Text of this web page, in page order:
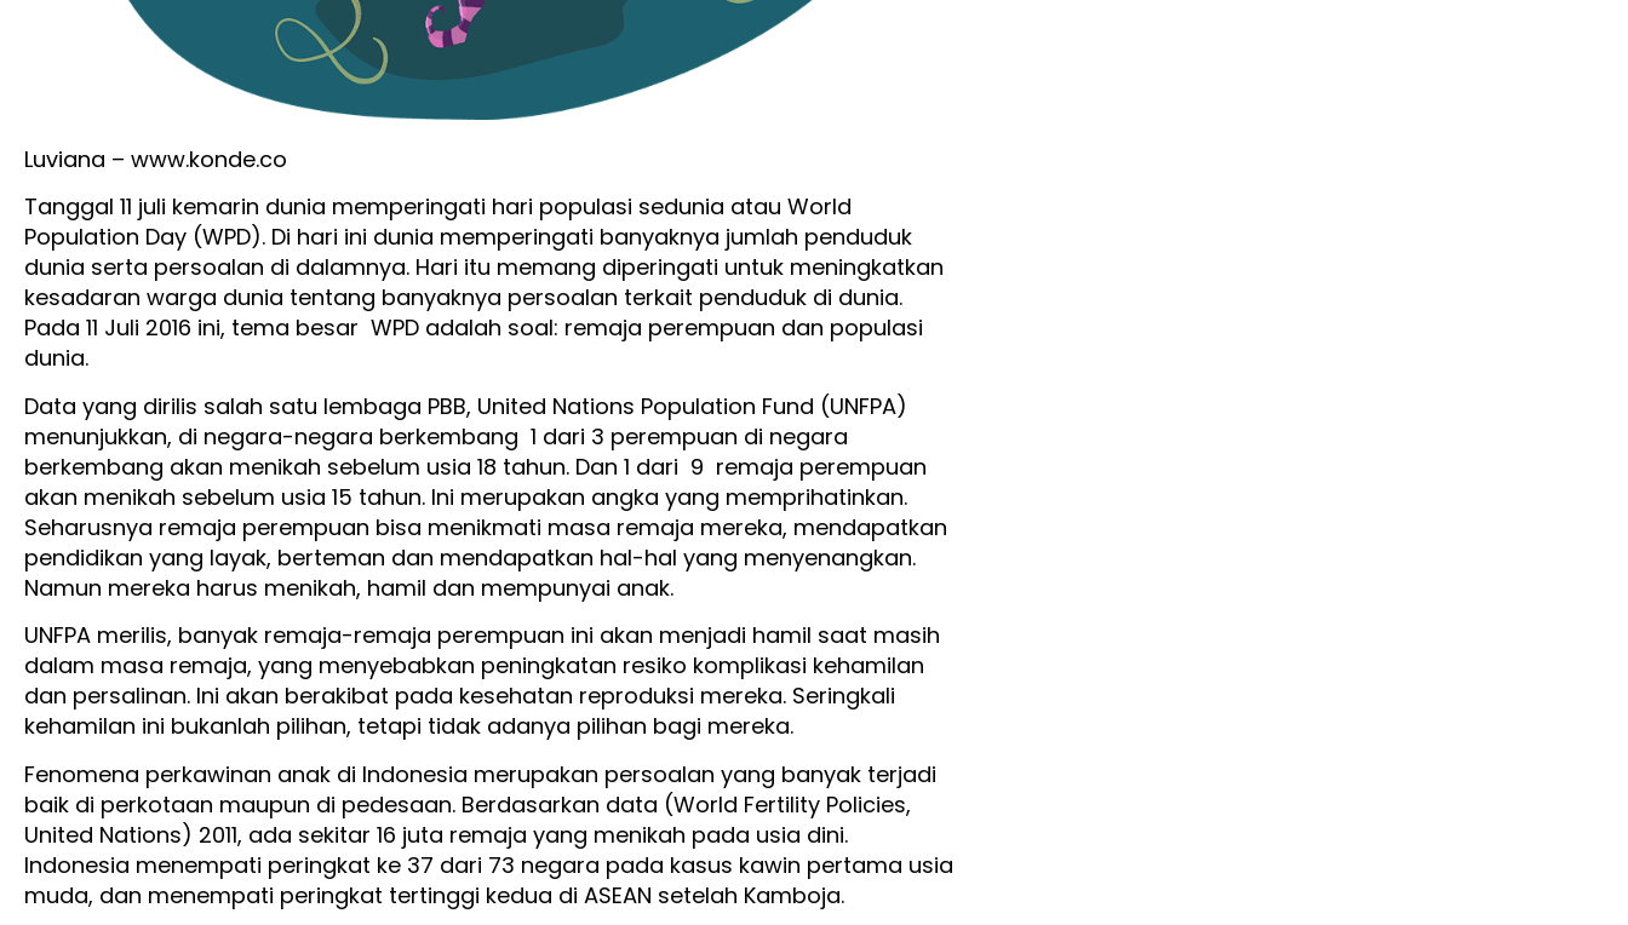
Luviana – www.konde.co
Tanggal 11 juli kemarin dunia memperingati hari populasi sedunia atau World
Population Day (WPD). Di hari ini dunia memperingati banyaknya jumlah penduduk
dunia serta persoalan di dalamnya. Hari itu memang diperingati untuk meningkatkan
kesadaran warga dunia tentang banyaknya persoalan terkait penduduk di dunia.
Pada 11 Juli 2016 ini, tema besar WPD adalah soal: remaja perempuan dan populasi
dunia.
Data yang dirilis salah satu lembaga PBB, United Nations Population Fund (UNFPA)
menunjukkan, di negara-negara berkembang 1 dari 3 perempuan di negara
berkembang akan menikah sebelum usia 18 tahun. Dan 1 dari 9 remaja perempuan
akan menikah sebelum usia 15 tahun. Ini merupakan angka yang memprihatinkan.
Seharusnya remaja perempuan bisa menikmati masa remaja mereka, mendapatkan
pendidikan yang layak, berteman dan mendapatkan hal-hal yang menyenangkan.
Namun mereka harus menikah, hamil dan mempunyai anak.
UNFPA merilis, banyak remaja-remaja perempuan ini akan menjadi hamil saat masih
dalam masa remaja, yang menyebabkan peningkatan resiko komplikasi kehamilan
dan persalinan. Ini akan berakibat pada kesehatan reproduksi mereka. Seringkali
kehamilan ini bukanlah pilihan, tetapi tidak adanya pilihan bagi mereka.
Fenomena perkawinan anak di Indonesia merupakan persoalan yang banyak terjadi
baik di perkotaan maupun di pedesaan. Berdasarkan data (World Fertility Policies,
United Nations) 2011, ada sekitar 16 juta remaja yang menikah pada usia dini.
Indonesia menempati peringkat ke 37 dari 73 negara pada kasus kawin pertama usia
muda, dan menempati peringkat tertinggi kedua di ASEAN setelah Kamboja.